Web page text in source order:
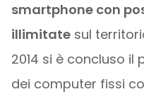
smartphone con
illimitatesul
2014 si è concluso
dei computer fissi